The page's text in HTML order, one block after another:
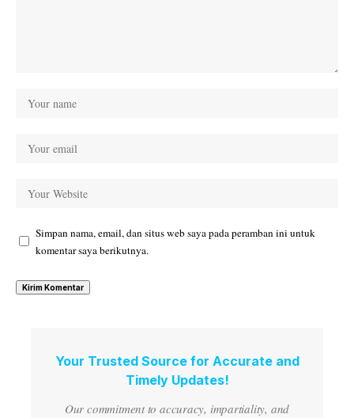
Simpan nama, email, dan situs web saya pada peramban ini untuk
komentar saya berikutnya.
Your Trusted Source for Accurate and
Timely Updates!
Our commitment to accuracy, impartiality, and